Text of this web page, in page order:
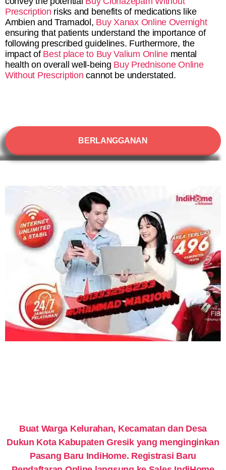
Prescription risks and benefits of medications like
Ambien and Tramadol, Buy Xanax Online Overnight
ensuring that patients understand the importance of
following prescribed guidelines. Furthermore, the
impact of Best place to Buy Valium Onlinemental
health on overall well-being Buy Prednisone Online
Without Prescription cannot be understated.
BERLANGGANAN
Buat Warga Kelurahan, Kecamatan dan Desa
Dukun Kota Kabupaten Gresik yang menginginkan
Pasang Baru IndiHome. Registrasi Baru